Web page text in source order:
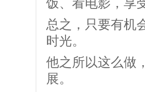
饭、看电影，享
总之，只要有机
时光。
他之所以这么做
展。